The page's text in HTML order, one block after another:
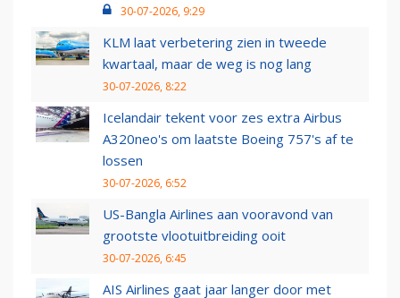
30-07-2026, 9:29
KLM laat verbetering zien in tweede
kwartaal, maar de weg is nog lang
30-07-2026, 8:22
Icelandair tekent voor zes extra Airbus
A320neo's om laatste Boeing 757's af te
lossen
30-07-2026, 6:52
US-Bangla Airlines aan vooravond van
grootste vlootuitbreiding ooit
30-07-2026, 6:45
AIS Airlines gaat jaar langer door met